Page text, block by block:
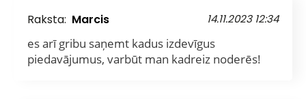
Raksta: Marcis 14.11.2023 12:34
es arī gribu saņemt kadus izdevīgus
piedavājumus, varbūt man kadreiz noderēs!